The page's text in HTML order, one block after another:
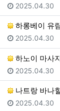
등록일
2025.04.30
하롱베이 유
등록일
2025.04.30
하노이 마사
등록일
2025.04.30
나트랑 바나
등록일
2025.04.30